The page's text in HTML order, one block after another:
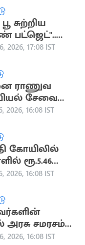
சுற்றிய
பட்ஜெட்"..
டெல்டா
2026, 17:08 IST
ராணுவ
சேவை
தலைவராக
2026, 16:08 IST
கோயிலில்
ரூ.5.46
2026, 16:08 IST
சமரசம்
2026, 16:08 IST